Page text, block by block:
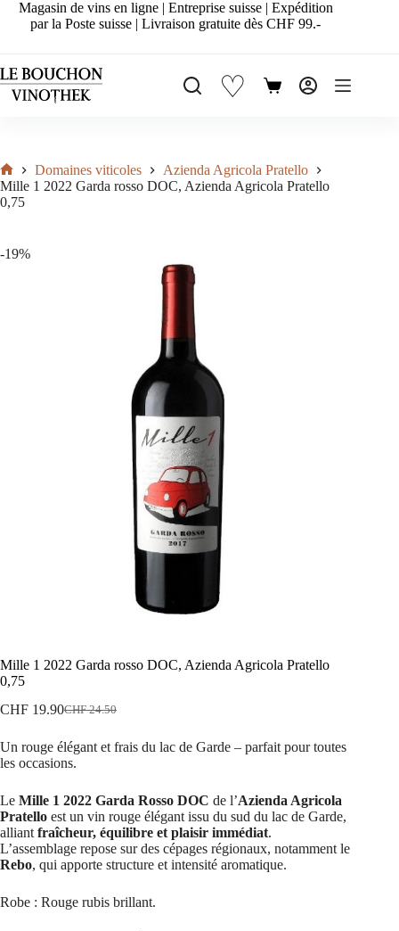
PasserMagasin de vins en ligne | Entreprise suisse | Expédition
par la Poste suisse | Livraison gratuite dès CHF 99.-
♡
Panier
Accueil
Domaines viticoles
Azienda Agricola Pratello
Mille 1 2022 Garda rosso DOC, Azienda Agricola Pratello
0,75
-19%
Mille 1 2022 Garda rosso DOC, Azienda Agricola Pratello
0,75
CHF24.50
Le
initial
était :
CHF 19.90Le
actuel
est :
Un rouge élégant et frais du lac de Garde – parfait pour toutes
les occasions.
Le Mille 1 2022 Garda Rosso DOC de l’Azienda Agricola
Pratello est un vin rouge élégant issu du sud du lac de Garde,
alliant fraîcheur, équilibre et plaisir immédiat.
L’assemblage repose sur des cépages régionaux, notamment le
Rebo, qui apporte structure et intensité aromatique.
Robe : Rouge rubis brillant.